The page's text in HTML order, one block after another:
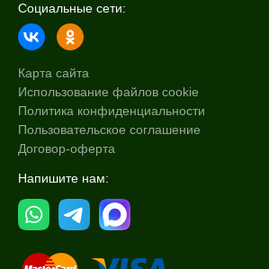
Социальные сети:
Карта сайта
Использование файлов cookie
Политика конфиденциальности
Пользовательское соглашение
Договор-оферта
Напишите нам: